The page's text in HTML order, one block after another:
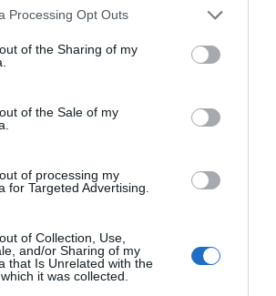
Processing Opt Outs
of the Sharing of my
of the Sale of my
of processing my
for Targeted Advertising.
of Collection, Use,
and/or Sharing of my
that Is Unrelated with the
it was collected.
Cláudio Alves